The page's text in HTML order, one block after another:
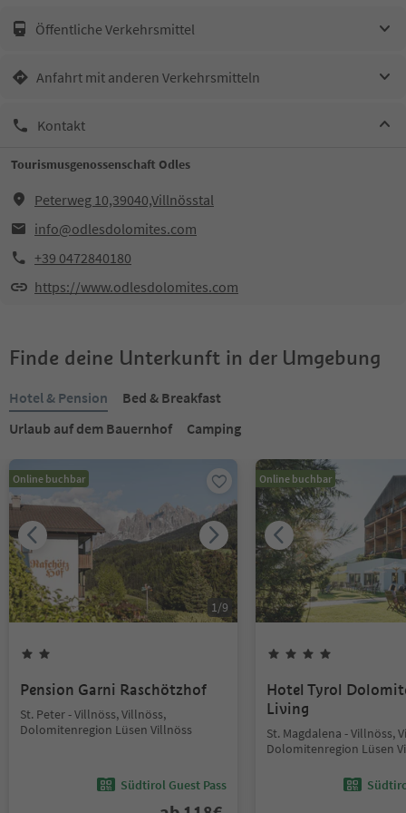
Öffentliche Verkehrsmittel
Anfahrt mit anderen Verkehrsmitteln
Kontakt
Tourismusgenossenschaft Odles
Peterweg 10,39040,Villnösstal
info@odlesdolomites.com
+39 0472840180
https://www.odlesdolomites.com
Finde deine Unterkunft in der Umgebung
Hotel & Pension
Bed & Breakfast
Urlaub auf dem Bauernhof
Camping
Online buchbar
1/9
Pension Garni Raschötzhof
St. Peter - Villnöss, Villnöss,
Dolomitenregion Lüsen Villnöss
Südtirol Guest Pass
Online buchbar
Hotel Tyrol
Living
St. Magdalena - Villnöss,
Dolomitenregion Lüsen